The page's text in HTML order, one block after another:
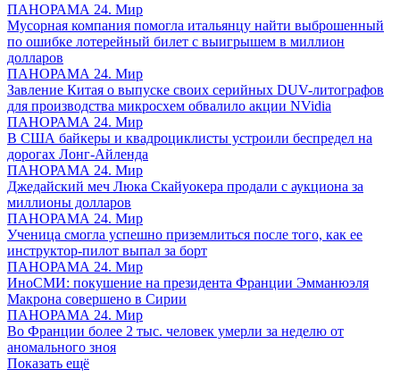
ПАНОРАМА 24. Мир
Мусорная компания помогла итальянцу найти выброшенный
по ошибке лотерейный билет с выигрышем в миллион
долларов
ПАНОРАМА 24. Мир
Завление Китая о выпуске своих серийных DUV-литографов
для производства микросхем обвалило акции NVidia
ПАНОРАМА 24. Мир
В США байкеры и квадроциклисты устроили беспредел на
дорогах Лонг-Айленда
ПАНОРАМА 24. Мир
Джедайский меч Люка Скайуокера продали с аукциона за
миллионы долларов
ПАНОРАМА 24. Мир
Ученица смогла успешно приземлиться после того, как ее
инструктор-пилот выпал за борт
ПАНОРАМА 24. Мир
ИноСМИ: покушение на президента Франции Эмманюэля
Макрона совершено в Сирии
ПАНОРАМА 24. Мир
Во Франции более 2 тыс. человек умерли за неделю от
аномального зноя
Показать ещё